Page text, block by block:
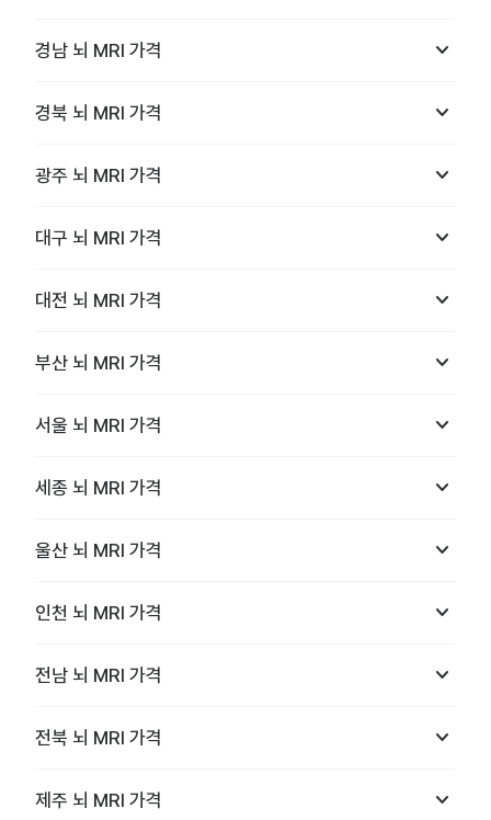
경남 뇌 MRI 가격 keyboard_arrow_down
경북 뇌 MRI 가격 keyboard_arrow_down
광주 뇌 MRI 가격 keyboard_arrow_down
대구 뇌 MRI 가격 keyboard_arrow_down
대전 뇌 MRI 가격 keyboard_arrow_down
부산 뇌 MRI 가격 keyboard_arrow_down
서울 뇌 MRI 가격 keyboard_arrow_down
세종 뇌 MRI 가격 keyboard_arrow_down
울산 뇌 MRI 가격 keyboard_arrow_down
인천 뇌 MRI 가격 keyboard_arrow_down
전남 뇌 MRI 가격 keyboard_arrow_down
전북 뇌 MRI 가격 keyboard_arrow_down
제주 뇌 MRI 가격 keyboard_arrow_down